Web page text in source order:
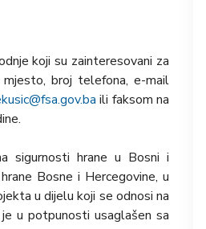
koji su zainteresovani za
broj telefona, e-mail
ili faksom na
sigurnosti hrane u Bosni i
Bosne i Hercegovine, u
u dijelu koji se odnosi na
u potpunosti usaglašen sa